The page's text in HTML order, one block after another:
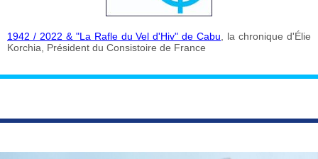
1942 / 2022 & "La Rafle du Vel d'Hiv" de Cabu , la chronique d'Élie
Korchia, Président du Consistoire de France